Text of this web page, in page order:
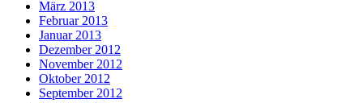
März 2013
Februar 2013
Januar 2013
Dezember 2012
November 2012
Oktober 2012
September 2012